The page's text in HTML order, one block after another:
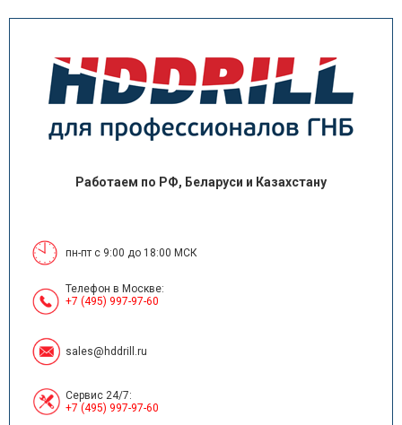
Работаем по РФ, Беларуси и Казахстану
пн-пт с 9:00 до 18:00 МСК
Телефон в Москве:
+7 (495) 997-97-60
sales@hddrill.ru
Сервис 24/7:
+7 (495) 997-97-60